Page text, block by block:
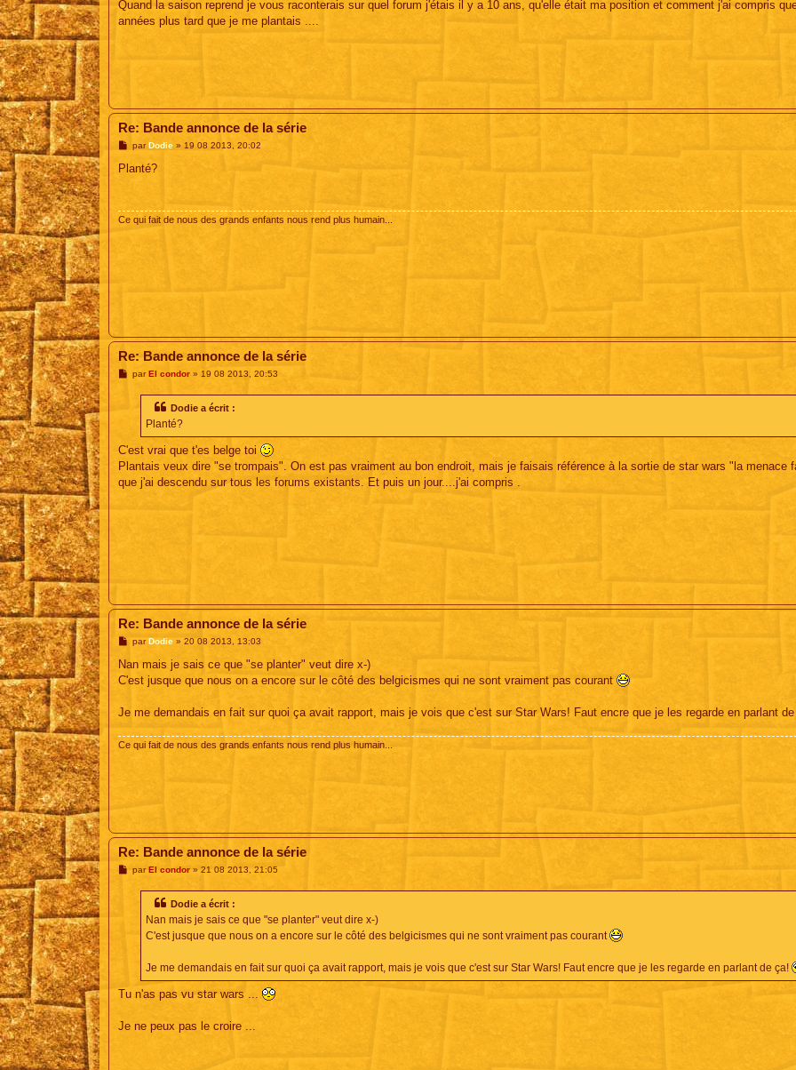
Quand la saison reprend je vous raconterais sur quel forum j'étais il y a 10 ans, qu'elle était ma position et comment j'ai compris
années plus tard que je me plantais ....
Re: Bande annonce de la série
M
s
par Dodie» 19 08 2013, 20:02
Planté?
Ce qui fait de nous des grands enfants nous rend plus humain...
Re: Bande annonce de la série
MparEl condor» 19 08 2013, 20:53
Dodie a écrit :
Planté?
C'est vrai que t'es belge toi
Plantais veux dire "se trompais". On est pas vraiment au bon endroit, mais je faisais référence à la sortie de star wars "la menace
que j'ai descendu sur tous les forums existants. Et puis un jour....j'ai compris .
Re: Bande annonce de la série
M
s
a
parDodie» 20 08 2013, 13:03
Nan mais je sais ce que "se planter" veut dire x-)
C'est jusque que nous on a encore sur le côté des belgicismes qui ne sont vraiment pas courant
Je me demandais en fait sur quoi ça avait rapport, mais je vois que c'est sur Star Wars! Faut encre que je les regarde en parlant
Ce qui fait de nous des grands enfants nous rend plus humain...
Re: Bande annonce de la série
MparEl condor» 21 08 2013, 21:05
Dodie a écrit :
Nan mais je sais ce que "se planter" veut dire x-)
C'est jusque que nous on a encore sur le côté des belgicismes qui ne sont vraiment pas courant
Je me demandais en fait sur quoi ça avait rapport, mais je vois que c'est sur Star Wars! Faut encre que je les regarde en parlant de ça!
Tu n'as pas vu star wars ...
Je ne peux pas le croire ...